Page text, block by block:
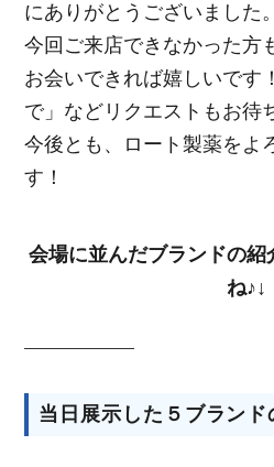
にありがとうございました。
今回ご来店できなかった方
お会いできれば嬉しいです
で」などリクエストもお待
今後とも、ロート製薬をよ
す！
会場に並んだブランドの
ね♪↓
当日展示した５ブランド